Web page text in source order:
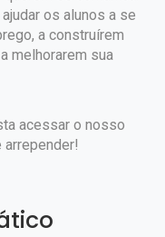
os alunos a se
a construírem
melhorarem sua
acessar o nosso